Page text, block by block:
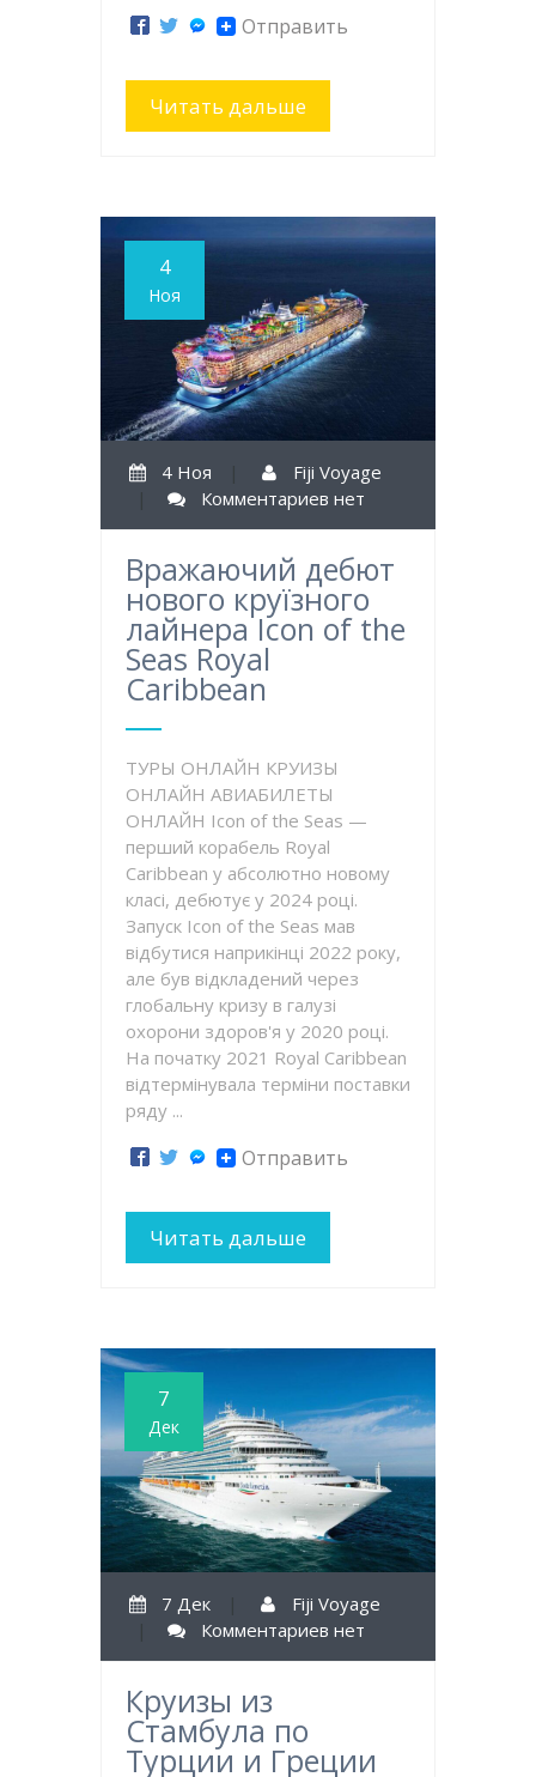
Отправить
Читать дальше
4
Ноя
4 Ноя
Fiji Voyage
Комментариев нет
Вражаючий дебют
нового круїзного
лайнера Icon of the
Seas Royal
Caribbean
ТУРЫ ОНЛАЙН КРУИЗЫ
ОНЛАЙН АВИАБИЛЕТЫ
ОНЛАЙН Icon of the Seas —
перший корабель Royal
Caribbean у абсолютно новому
класі, дебютує у 2024 році.
Запуск Icon of the Seas мав
відбутися наприкінці 2022 року,
але був відкладений через
глобальну кризу в галузі
охорони здоров'я у 2020 році.
На початку 2021 Royal Caribbean
відтермінувала терміни поставки
ряду ...
Отправить
Читать дальше
7
Дек
7 Дек
Fiji Voyage
Комментариев нет
Круизы из
Стамбула по
Турции и Греции